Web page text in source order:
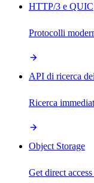
HTTP/3 e QUIC
Protocolli
API di ricerca
Ricerca
Object Storage
Get direct